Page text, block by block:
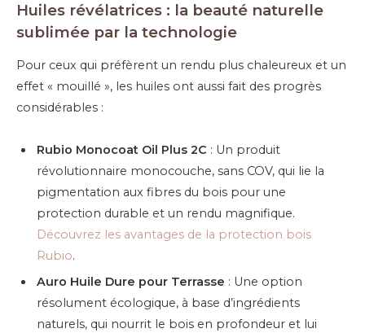
Huiles révélatrices : la beauté naturelle
sublimée par la technologie
Pour ceux qui préfèrent un rendu plus chaleureux et un
effet « mouillé », les huiles ont aussi fait des progrès
considérables :
Rubio Monocoat Oil Plus 2C : Un produit
révolutionnaire monocouche, sans COV, qui lie la
pigmentation aux fibres du bois pour une
protection durable et un rendu magnifique.
Découvrez les avantages de la protection bois
Rubio.
Auro Huile Dure pour Terrasse : Une option
résolument écologique, à base d’ingrédients
naturels, qui nourrit le bois en profondeur et lui